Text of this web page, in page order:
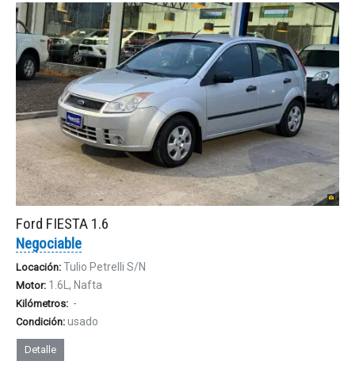
Ford FIESTA 1.6
Negociable
Locación: Tulio Petrelli S/N
Motor: 1.6L, Nafta
Kilómetros: -
Condición: usado
Detalle